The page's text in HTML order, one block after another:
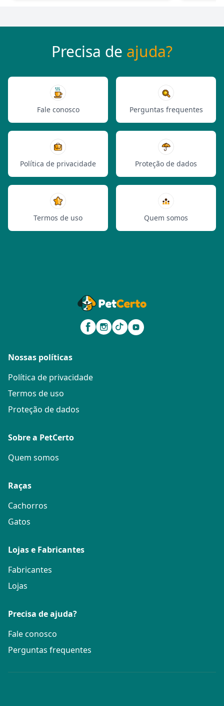
Precisa de ajuda?
Fale conosco Perguntas frequentes
Política de privacidade Proteção de dados
Termos de uso Quem somos
Nossas políticas
Política de privacidade
Termos de uso
Proteção de dados
Sobre a PetCerto
Quem somos
Raças
Cachorros
Gatos
Lojas e Fabricantes
Fabricantes
Lojas
Precisa de ajuda?
Fale conosco
Perguntas frequentes